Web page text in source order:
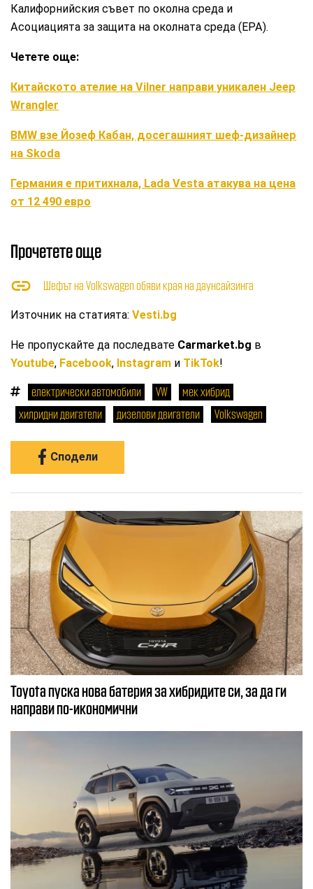
Калифорнийския съвет по околна среда и
Асоциацията за защита на околната среда (ЕРА).
Четете още:
Китайското ателие на Vilner направи уникален Jeep
Wrangler
BMW взе Йозеф Кабан, досегашният шеф-дизайнер
на Skoda
Германия е притихнала, Lada Vesta атакува на цена
от 12 490 евро
Прочетете още
Шефът на Volkswagen обяви края на даунсайзинга
Източник на статията:Vesti.bg
Не пропускайте да последвате Carmarket.bg в
Youtube, Facebook, Instagram и TikTok!
електрически автомобили VW
мек хибрид
хилридни двигатели
дизелови двигатели Volkswagen
Сподели
Toyota пуска нова батерия за хибридите си, за да ги
направи по-икономични